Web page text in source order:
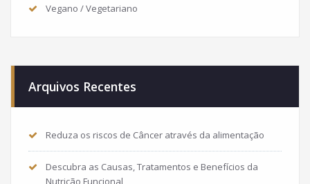
Vegano / Vegetariano
Arquivos Recentes
Reduza os riscos de Câncer através da alimentação
Descubra as Causas, Tratamentos e Benefícios da
Nutrição Funcional